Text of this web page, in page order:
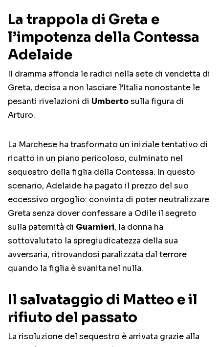
La trappola di Greta e
l’impotenza della Contessa
Adelaide
Il dramma affonda le radici nella sete di vendetta di
Greta, decisa a non lasciare l’Italia nonostante le
pesanti rivelazioni di Umbertosulla figura di
Arturo.
La Marchese ha trasformato un iniziale tentativo di
ricatto in un piano pericoloso, culminato nel
sequestro della figlia della Contessa. In questo
scenario, Adelaide ha pagato il prezzo del suo
eccessivo orgoglio: convinta di poter neutralizzare
Greta senza dover confessare a Odile il segreto
sulla paternità di Guarnieri, la donna ha
sottovalutato la spregiudicatezza della sua
avversaria, ritrovandosi paralizzata dal terrore
quando la figlia è svanita nel nulla.
Il salvataggio di Matteo e il
rifiuto del passato
La risoluzione del sequestro è arrivata grazie alla